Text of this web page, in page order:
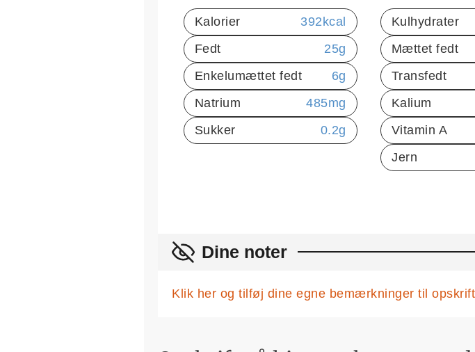
Kalorier 392kcal Kulhydrater
Fedt
25g Mættet fedt
Enkelumættet fedt
6g Transfedt
Natrium
485mg Kalium
Sukker
0.2g Vitamin A
Jern
Dine noter
Klik her og tilføj dine egne bemærkninger til